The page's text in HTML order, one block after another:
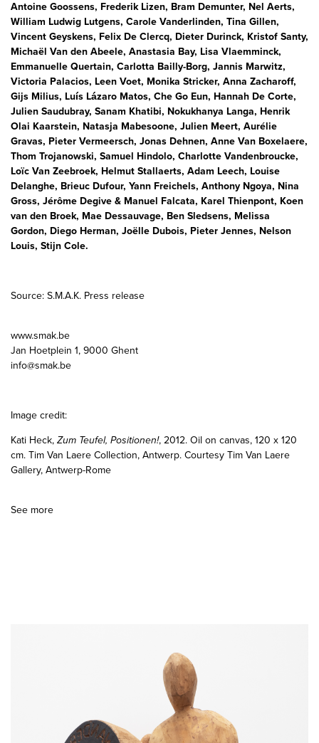
Antoine Goossens, Frederik Lizen, Bram Demunter, Nel Aerts,
William Ludwig Lutgens, Carole Vanderlinden, Tina Gillen,
Vincent Geyskens, Felix De Clercq, Dieter Durinck, Kristof Santy,
Michaël Van den Abeele, Anastasia Bay, Lisa Vlaemminck,
Emmanuelle Quertain, Carlotta Bailly-Borg, Jannis Marwitz,
Victoria Palacios, Leen Voet, Monika Stricker, Anna Zacharoff,
Gijs Milius, Luís Lázaro Matos, Che Go Eun, Hannah De Corte,
Julien Saudubray, Sanam Khatibi, Nokukhanya Langa, Henrik
Olai Kaarstein, Natasja Mabesoone, Julien Meert, Aurélie
Gravas, Pieter Vermeersch, Jonas Dehnen, Anne Van Boxelaere,
Thom Trojanowski, Samuel Hindolo, Charlotte Vandenbroucke,
Loïc Van Zeebroek, Helmut Stallaerts, Adam Leech, Louise
Delanghe, Brieuc Dufour, Yann Freichels, Anthony Ngoya, Nina
Gross, Jérôme Degive & Manuel Falcata, Karel Thienpont, Koen
van den Broek, Mae Dessauvage, Ben Sledsens, Melissa
Gordon, Diego Herman, Joëlle Dubois, Pieter Jennes, Nelson
Louis, Stijn Cole.
Source: S.M.A.K. Press release
www.smak.be
Jan Hoetplein 1, 9000 Ghent
info@smak.be
Image credit:
Kati Heck, Zum Teufel, Positionen!, 2012. Oil on canvas, 120 x 120
cm. Tim Van Laere Collection, Antwerp. Courtesy Tim Van Laere
Gallery, Antwerp-Rome
See more